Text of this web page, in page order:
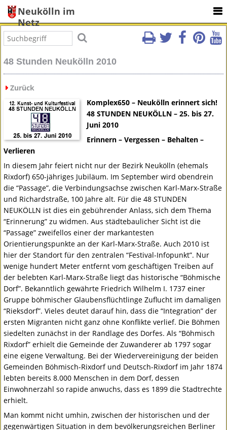
Neukölln im
Netz
48 Stunden Neukölln 2010
Zurück
Komplex650 – Neukölln erinnert sich!
48STUNDEN NEUKÖLLN – 25. bis 27.
Juni 2010
Erinnern – Vergessen – Behalten –
Verlieren
In diesem Jahr feiert nicht nur der Bezirk Neukölln (ehemals
Rixdorf) 650-jähriges Jubiläum. Im September wird obendrein
die “Passage”, die Verbindungsachse zwischen Karl-Marx-Straße
und Richardstraße, 100 Jahre alt. Für die 48STUNDEN
NEUKÖLLN ist dies ein gebührender Anlass, sich dem Thema
“Erinnerung” zu widmen. Aus städtebaulicher Sicht ist die
“Passage” zweifellos einer der markantesten
Orientierungspunkte an der Karl-Marx-Straße. Auch 2010 ist
hier der Standort für den zentralen “Festival-Infopunkt”. Nur
wenige hundert Meter entfernt vom geschäftigen Treiben auf
der belebten Karl-Marx-Straße liegt das historische “Böhmische
Dorf”. Bekanntlich gewährte Friedrich Wilhelm I. 1737 einer
Gruppe böhmischer Glaubensflüchtlinge Zuflucht im damaligen
“Rieksdorf”. Vieles deutet darauf hin, dass die “Integration” der
ersten Migranten nicht ganz ohne Konflikte verlief. Die Böhmen
siedelten zunächst in der Randlage des Dorfes. Als “Böhmisch
Rixdorf” erhielt die Gemeinde der Zuwanderer ab 1797 sogar
eine eigene Verwaltung. Bei der Wiedervereinigung der beiden
Gemeinden Böhmisch-Rixdorf und Deutsch-Rixdorf im Jahr 1874
lebten bereits 8.000 Menschen in dem Dorf, dessen
Einwohnerzahl so rapide anwuchs, dass es 1899 die Stadtrechte
erhielt.
Man kommt nicht umhin, zwischen der historischen und der
gegenwärtigen Situation in dem bevölkerungsreichen Berliner